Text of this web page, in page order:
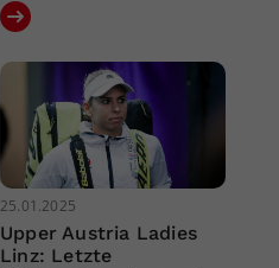
25.01.2025
Upper Austria Ladies
Linz: Letzte